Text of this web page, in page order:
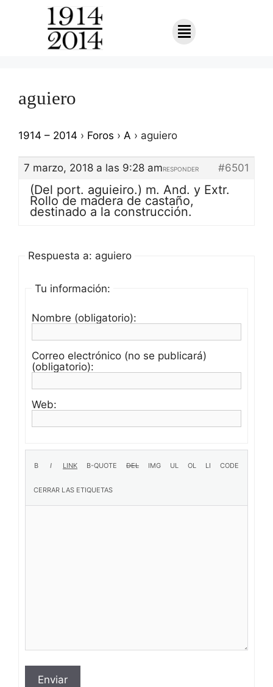
aguiero
1914 – 2014 › Foros › A › aguiero
7 marzo, 2018 a las 9:28 am #6501
RESPONDER
(Del port. aguieiro.) m. And. y Extr.
Rollo de madera de castaño,
destinado a la construcción.
Respuesta a: aguiero
Tu información:
Nombre (obligatorio):
Correo electrónico (no se publicará)
(obligatorio):
Web:
Enviar